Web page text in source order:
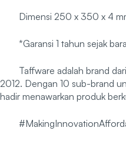
Dimensi 250 x 350 x 4
*Garansi 1 tahun sejak
Taffware adalah brand
2012. Dengan 10 sub-brand
hadir menawarkan produk